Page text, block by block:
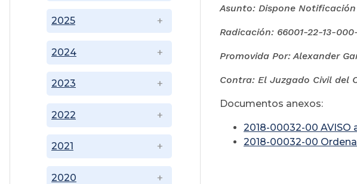
2020
2021
2022
2023
2024
2025
Asunto: Dispone
Radicación: 66001-22-13-
Promovida Por: Alexander
Contra: El Juzgado Civil del
Documentos anexos:
2018-00032-00 AVISO
2018-00032-00